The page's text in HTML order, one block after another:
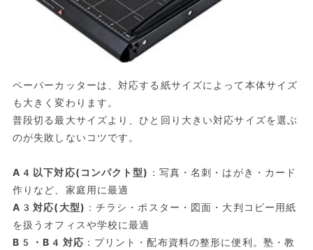
ペーパーカッターは、対応する紙サイズによって本体サイズ
も大きく変わります。
普段切る最大サイズより、ひと回り大きい対応サイズを選ぶ
のが失敗しないコツです。
A4以下対応(コンパクト型) ：写真・名刺・はがき・カード
作りなど、家庭用に最適
A3対応(大型) ：チラシ・ポスター・図面・大判コピー用紙
を扱うオフィスや学校に最適
B5・B4対応 ：プリント・配布資料の整形に便利。塾・教